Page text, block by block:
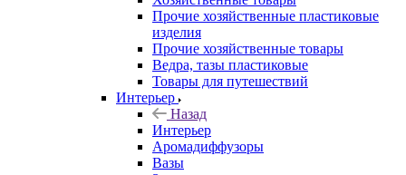
Прочие хозяйственные пластиковые
изделия
Прочие хозяйственные товары
Ведра, тазы пластиковые
Товары для путешествий
Интерьер
Назад
Интерьер
Аромадиффузоры
Вазы